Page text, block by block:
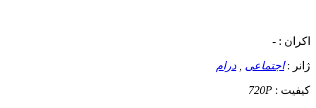
اکران : -
ژانر :اجتماعی درام
کیفیت : 720P